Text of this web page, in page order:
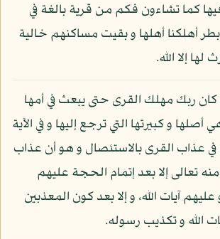
كما تشاءون فكم من قرية بالغة في
أهلكنا أهلها و بقيت مساكنهم خالية
إلا الله.
كان ربك مهلك القرى حتى يبعث في أمها
و كبيرتها التي ترجع إليها و في الآية
في عذاب القرى بالاستئصال و هو أن عذاب
تعالى إلا بعد إتمام الحجة عليهم
آيات الله، و إلا بعد كون المعذبين
الله و تكذيب رسوله.